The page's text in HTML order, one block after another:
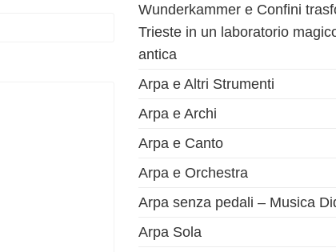
Wunderkammer e Confini
Trieste in un laboratorio
antica
Arpa e Altri Strumenti
Arpa e Archi
Arpa e Canto
Arpa e Orchestra
Arpa senza pedali – Musica
Arpa Sola